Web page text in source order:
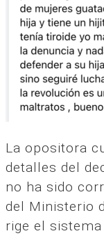
La opositora
detalles del
no ha sido
del Ministerio
rige el